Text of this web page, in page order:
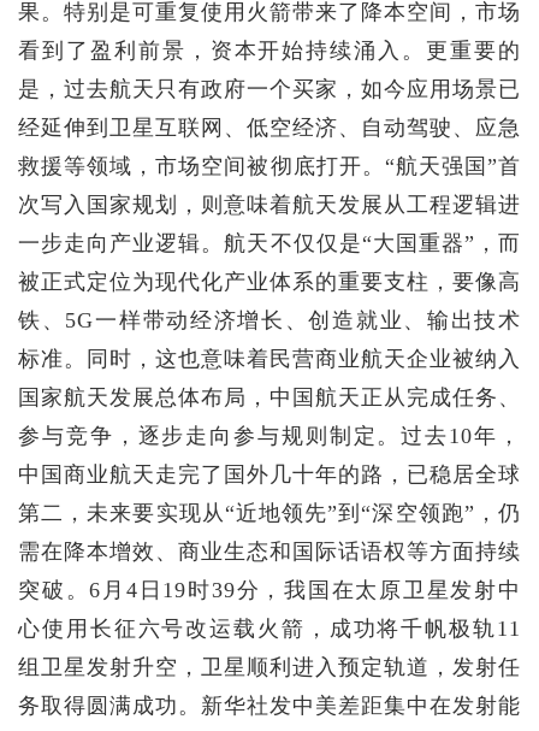
果。特别是可重复使用火箭带来了降本空间，市场
看到了盈利前景，资本开始持续涌入。更重要的
是，过去航天只有政府一个买家，如今应用场景已
经延伸到卫星互联网、低空经济、自动驾驶、应急
救援等领域，市场空间被彻底打开。“航天强国”首
次写入国家规划，则意味着航天发展从工程逻辑进
一步走向产业逻辑。航天不仅仅是“大国重器”，而
被正式定位为现代化产业体系的重要支柱，要像高
铁、5G一样带动经济增长、创造就业、输出技术
标准。同时，这也意味着民营商业航天企业被纳入
国家航天发展总体布局，中国航天正从完成任务、
参与竞争，逐步走向参与规则制定。过去10年，
中国商业航天走完了国外几十年的路，已稳居全球
第二，未来要实现从“近地领先”到“深空领跑”，仍
需在降本增效、商业生态和国际话语权等方面持续
突破。6月4日19时39分，我国在太原卫星发射中
心使用长征六号改运载火箭，成功将千帆极轨11
组卫星发射升空，卫星顺利进入预定轨道，发射任
务取得圆满成功。新华社发中美差距集中在发射能